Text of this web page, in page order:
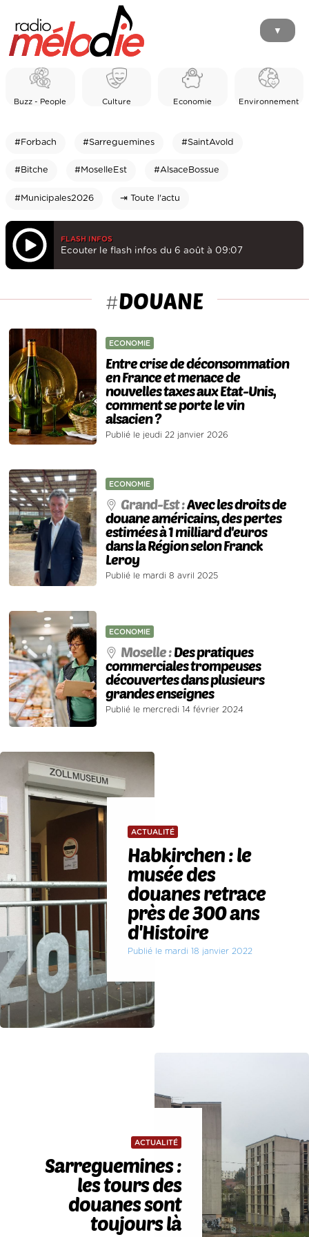
▼
Buzz - People Culture Economie Environnement
#Forbach #Sarreguemines #SaintAvold
#Bitche #MoselleEst #AlsaceBossue
#Municipales2026 ⇥ Toute l'actu
FLASH INFOS
Ecouter le flash infos du 6 août à 09:07
#DOUANE
ECONOMIE
Entre crise de déconsommation
en France et menace de
nouvelles taxes aux Etat-Unis,
comment se porte le vin
alsacien ?
Publié le jeudi 22 janvier 2026
ECONOMIE
Grand-Est :Avec les droits de
douane américains, des pertes
estimées à 1 milliard d'euros
dans la Région selon Franck
Leroy
Publié le mardi 8 avril 2025
ECONOMIE
Moselle :Des pratiques
commerciales trompeuses
découvertes dans plusieurs
grandes enseignes
Publié le mercredi 14 février 2024
ACTUALITÉ
Habkirchen : le
musée des
douanes retrace
près de 300 ans
d'Histoire
Publié le mardi 18 janvier 2022
ACTUALITÉ
Sarreguemines :
les tours des
douanes sont
toujours là